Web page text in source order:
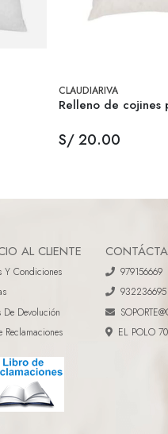
CLAUDIARIVA
Relleno de cojines
S/ 20.00
AL CLIENTE
Y Condiciones
De Devolución
Reclamaciones
979156669
932236695
EL POLO